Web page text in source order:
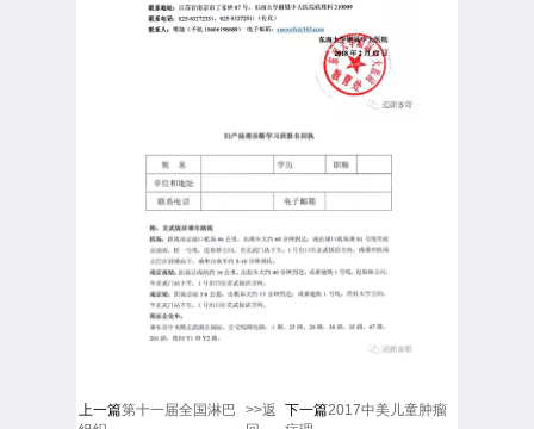
上一篇第十一届全国淋巴
>>返
下一篇2017中美儿童肿瘤